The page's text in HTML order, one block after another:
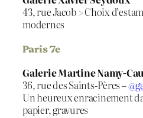
43, rue Jacob > Choix
modernes
Paris 7e
Galerie Martine Namy-
36, rue des Saints-Pères –
Un heureux enracinement
papier, gravures